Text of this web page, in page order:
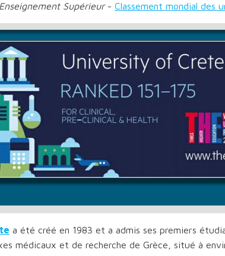
Supérieur- Classement mondial des
a été créé en 1983 et a admis ses premiers
médicaux et de recherche de Grèce, situé à